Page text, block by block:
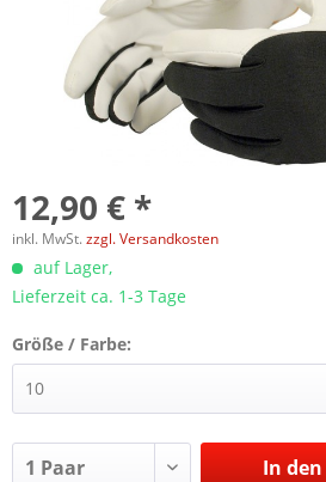
12,90 € *
inkl. MwSt. zzgl. Versandkosten
auf Lager,
Lieferzeit ca. 1-3 Tage
Größe / Farbe:
In den